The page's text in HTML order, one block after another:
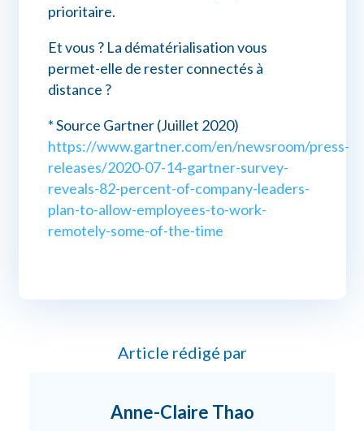
prioritaire.
Et vous ? La dématérialisation vous
permet-elle de rester connectés à
distance ?
* Source Gartner (Juillet 2020)
https://www.gartner.com/en/newsroom/press-
releases/2020-07-14-gartner-survey-
reveals-82-percent-of-company-leaders-
plan-to-allow-employees-to-work-
remotely-some-of-the-time
Article rédigé par
Anne-Claire Thao